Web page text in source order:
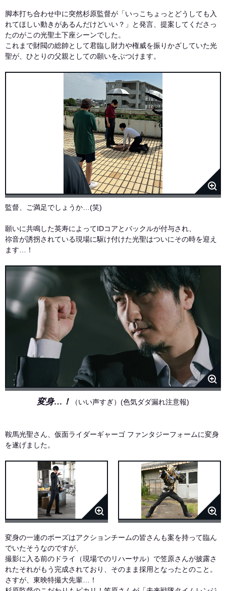
脚本打ち合わせ中に突然杉原監督が「いっこちょっとどうしても入
れてほしい動きがあるんだけどいい？」と発言、提案してくださっ
たのがこの光聖土下座シーンでした。
これまで財閥の総帥として君臨し財力や権威を振りかざしていた光
聖が、ひとりの父親としての願いをぶつけます。
監督、ご満足でしょうか…(笑)
願いに共鳴した英寿によってIDコアとバックルが付与され、
祢音が誘拐されている現場に駆け付けた光聖はついにその時を迎え
ます…！
変身…！ （いい声すぎ）(色気ダダ漏れ注意報)
鞍馬光聖さん、仮面ライダーギャーゴ ファンタジーフォームに変身
を遂げました。
変身の一連のポーズはアクションチームの皆さんも案を持って臨ん
でいたそうなのですが、
撮影に入る前のドライ（現場でのリハーサル）で笠原さんが披露さ
れたそれがもう完成されており、そのまま採用となったとのこと。
さすが、東映特撮大先輩…！